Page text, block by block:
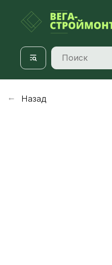
Назад